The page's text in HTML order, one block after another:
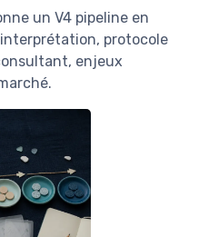
un V4 pipeline en
protocole
enjeux